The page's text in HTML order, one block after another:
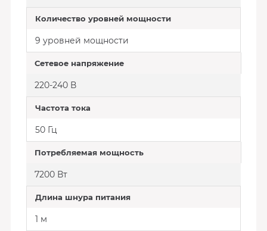
Количество уровней мощности
9 уровней мощности
Сетевое напряжение
220-240 В
Частота тока
50 Гц
Потребляемая мощность
7200 Вт
Длина шнура питания
1 м